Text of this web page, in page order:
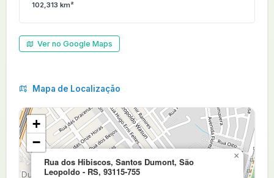
102,313 km²
Ver no Google Maps
Mapa de Localização
Rua dos Hibiscos, Santos Dumont, São
Leopoldo - RS, 93115-755
×
+
−